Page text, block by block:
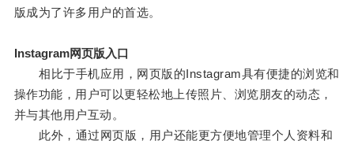
版成为了许多用户的首选。
Instagram网页版入口
相比于手机应用，网页版的Instagram具有便捷的浏览和
操作功能，用户可以更轻松地上传照片、浏览朋友的动态，
并与其他用户互动。
此外，通过网页版，用户还能更方便地管理个人资料和